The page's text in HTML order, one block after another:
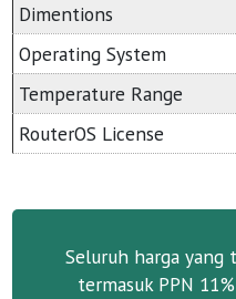
Dimentions
Operating System
Temperature Range
RouterOS License
Seluruh harga yang
termasuk PPN